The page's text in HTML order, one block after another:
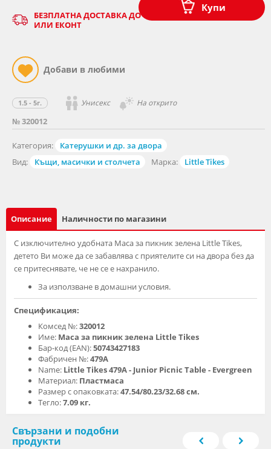
№ 320012
Категория:
Катерушки и др. за двора
Вид:
Къщи, масички и столчета Марка: Little Tikes
1.5 - 5г. Унисекс На открито
Купи
БЕЗПЛАТНА ДОСТАВКА ДО ОФИС НА КУРИЕР - СПИДИ
ИЛИ ЕКОНТ
Описание Наличности по магазини
С изключително удобната Маса за пикник зелена Little Tikes,
детето Ви може да се забавлява с приятелите си на двора без да
се притеснявате, че не се е нахранило.
За използване в домашни условия.
Спецификация:
Комсед №:320012
Име: Маса за пикник зелена Little Tikes
Бар-код (EAN):50743427183
Фабричен №:479A
Name: Little Tikes 479A - Junior Picnic Table - Evergreen
Материал: Пластмаса
Размер с опаковката:47.54/80.23/32.68 см.
Тегло:7.09 кг.
Свързани и подобни
продукти